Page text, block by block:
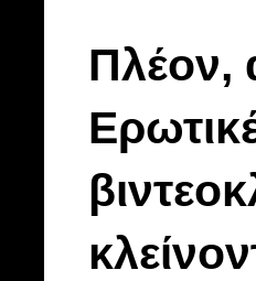
Πλέον,